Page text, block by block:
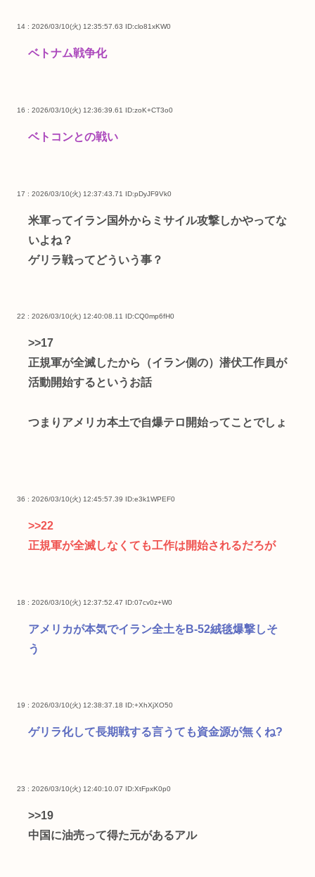
14 : 2026/03/10(火) 12:35:57.63 ID:clo81xKW0
ベトナム戦争化
16 : 2026/03/10(火) 12:36:39.61 ID:zoK+CT3o0
ベトコンとの戦い
17 : 2026/03/10(火) 12:37:43.71 ID:pDyJF9Vk0
米軍ってイラン国外からミサイル攻撃しかやってな
いよね？
ゲリラ戦ってどういう事？
22 : 2026/03/10(火) 12:40:08.11 ID:CQ0mp6fH0
>>17
正規軍が全滅したから（イラン側の）潜伏工作員が
活動開始するというお話
つまりアメリカ本土で自爆テロ開始ってことでしょ
36 : 2026/03/10(火) 12:45:57.39 ID:e3k1WPEF0
>>22
正規軍が全滅しなくても工作は開始されるだろが
18 : 2026/03/10(火) 12:37:52.47 ID:07cv0z+W0
アメリカが本気でイラン全土をB-52絨毯爆撃しそ
う
19 : 2026/03/10(火) 12:38:37.18 ID:+XhXjXO50
ゲリラ化して長期戦する言うても資金源が無くね?
23 : 2026/03/10(火) 12:40:10.07 ID:XtFpxK0p0
>>19
中国に油売って得た元があるアル